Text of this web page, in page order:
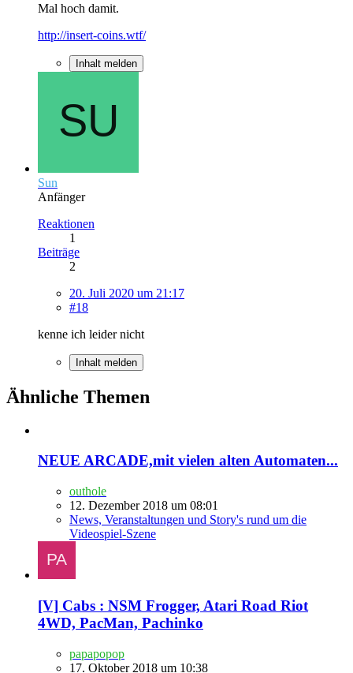
Mal hoch damit.
http://insert-coins.wtf/
Inhalt melden
Sun
Anfänger
Reaktionen
1
Beiträge
2
20. Juli 2020 um 21:17
#18
kenne ich leider nicht
Inhalt melden
Ähnliche Themen
NEUE ARCADE,mit vielen alten Automaten...
outhole
12. Dezember 2018 um 08:01
News, Veranstaltungen und Story's rund um die
Videospiel-Szene
[V] Cabs : NSM Frogger, Atari Road Riot
4WD, PacMan, Pachinko
papapopop
17. Oktober 2018 um 10:38